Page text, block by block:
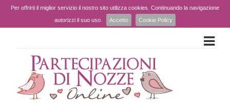
Per offrirti il miglior servizio il nostro sito utilizza cookies. Continuando la navigazione
autorizzi il suo uso.
Accetto Cookie Policy